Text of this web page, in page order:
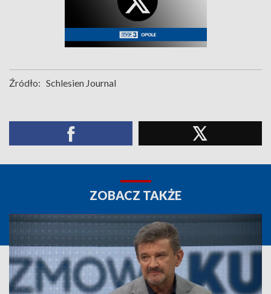
Źródło: Schlesien Journal
ZOBACZ TAKŻE